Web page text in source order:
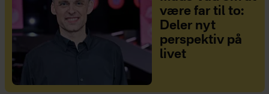
være far til to:
Deler nyt
perspektiv på
livet